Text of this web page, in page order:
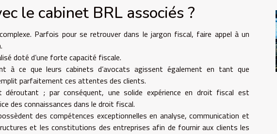
le cabinet BRL associés ?
Parfois pour se retrouver dans le jargon fiscal, faire appel à un
doté d’une forte capacité fiscale.
à ce que leurs cabinets d’avocats agissent également en tant que
parfaitement ces attentes des clients.
; par conséquent, une solide expérience en droit fiscal est
des connaissances dans le droit fiscal.
des compétences exceptionnelles en analyse, communication et
et les constitutions des entreprises afin de fournir aux clients les